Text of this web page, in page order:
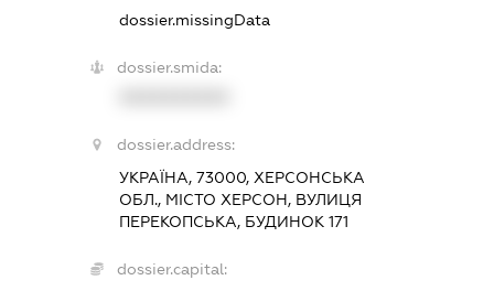
dossier.missingData
dossier.smida:
dossier.address:
УКРАЇНА, 73000, ХЕРСОНСЬКА
ОБЛ., МІСТО ХЕРСОН, ВУЛИЦЯ
ПЕРЕКОПСЬКА, БУДИНОК 171
dossier.capital: